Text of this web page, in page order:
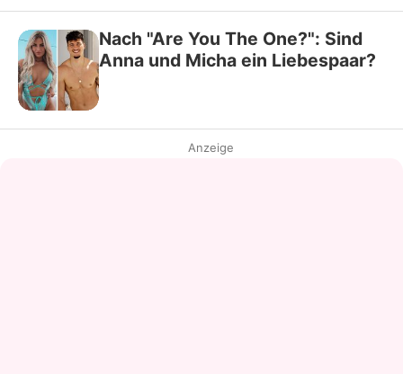
Nach "Are You The One?": Sind
Anna und Micha ein Liebespaar?
Anzeige